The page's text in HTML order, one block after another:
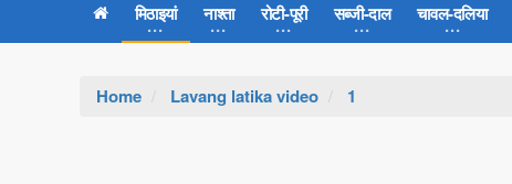
मिठाइयां नाश्ता रोटी-पूरी सब्जी-दाल चावल-दलिया
Home Lavang latika video 1